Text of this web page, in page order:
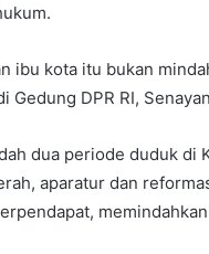
ibu kota itu bukan
Gedung DPR RI,
dua periode duduk di
aparatur dan